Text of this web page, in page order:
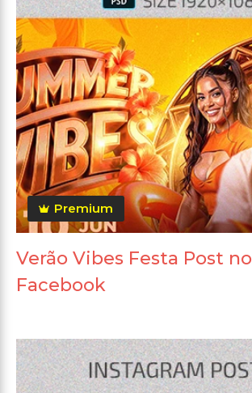
Premium
Verão Vibes Festa Post no
Facebook